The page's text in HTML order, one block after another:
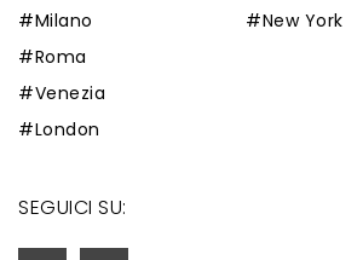
#Milano
#Roma
#Venezia
#London
#New York
SEGUICI SU: